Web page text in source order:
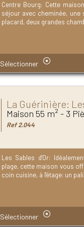
Centre Bourg: Cette
séjour avec cheminée,
placard, deux grandes
Sélectionner
La Guérinière:
Maison 55 m² - 3
Ref 2.044
Les Sables d'Or:
plage, cette maison vous
coin cuisine, à l'étage: un
Sélectionner